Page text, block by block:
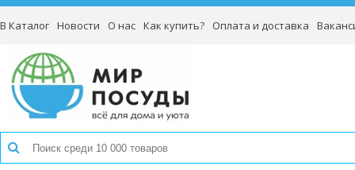
В Каталог Новости О нас Как купить? Оплата и доставка